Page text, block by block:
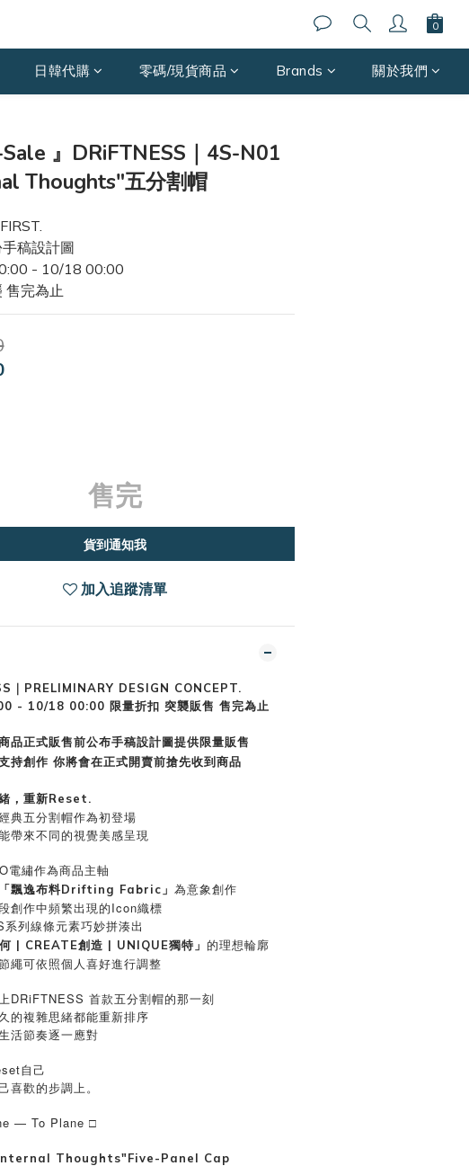
日韓代購 零碼/現貨商品 Brands 關於我們
Sale 』DRiFTNESS｜4S-N01
Thoughts"五分割帽
稿設計圖
- 10/18 00:00
售完為止
售完
貨到通知我
加入追蹤清單
｜PRELIMINARY DESIGN CONCEPT.
- 10/18 00:00 限量折扣 突襲販售 售完為止
品正式販售前公布手稿設計圖提供限量販售
持創作 你將會在正式開賣前搶先收到商品
，重新Reset.
典五分割帽作為初登場
帶來不同的視覺美感呈現
電繡作為商品主軸
「飄逸布料Drifting Fabric」 為意象創作
創作中頻繁出現的Icon織標
列線條元素巧妙拼湊出
何 | CREATE創造 | UNIQUE獨特」 的理想輪廓
繩可依照個人喜好進行調整
DRiFTNESS 首款五分割帽的那一刻
的複雜思緒都能重新排序
活節奏逐一應對
自己
喜歡的步調上。
— To Plane □
Thoughts"Five-Panel Cap